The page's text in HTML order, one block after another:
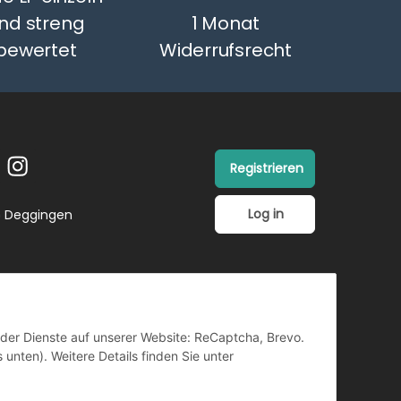
Dienste auf unserer Website: ReCaptcha, Brevo.
Weitere Details finden Sie unter
streng
1 Monat
Widerrufsrecht
Deggingen
Registrieren
Log in